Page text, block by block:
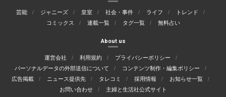
芸能 ジャニーズ 皇室 社会・事件 ライフ
トレンド
コミックス
連載一覧 タグ一覧 無料占い
About us
運営会社 利用規約
プライバシーポリシー
パーソナルデータの外部送信について
コンテンツ制作・編集ポリシー
広告掲載
ニュース提供先 タレコミ 採用情報
お知らせ一覧
お問い合わせ
主婦と生活社公式サイト